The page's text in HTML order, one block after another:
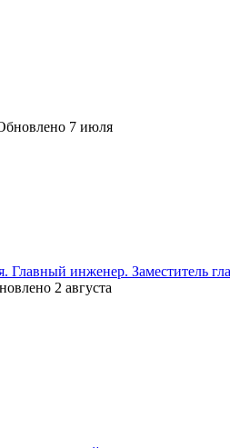
7 июля
Главный инженер. Заместитель
2 августа